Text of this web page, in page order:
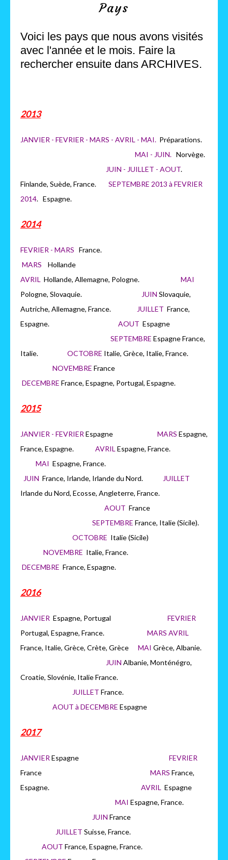
Pays
Voici les pays que nous avons visités
avec l'année et le mois. Faire la
rechercher ensuite dans ARCHIVES.
2013
JANVIER - FEVRIER - MARS - AVRIL - MAI. Préparations.
MAI - JUIN. Norvège.
JUIN - JUILLET - AOUT.
Finlande, Suède, France. SEPTEMBRE 2013 à FEVRIER
2014. Espagne.
2014
FEVRIER - MARS France.
MARS Hollande
AVRIL Hollande, Allemagne, Pologne. MAI
Pologne, Slovaquie.
JUIN Slovaquie,
Autriche, Allemagne, France.
JUILLET France,
Espagne. AOUT Espagne
SEPTEMBRE Espagne France,
Italie. OCTOBRE Italie, Grèce, Italie, France.
NOVEMBRE France
DECEMBRE France, Espagne, Portugal, Espagne.
2015
JANVIER - FEVRIER Espagne MARS Espagne,
France, Espagne. AVRIL Espagne, France.
MAI Espagne, France.
JUIN France, Irlande, Irlande du Nord.
JUILLET
Irlande du Nord, Ecosse, Angleterre, France.
AOUT France
SEPTEMBRE France, Italie (Sicile).
OCTOBRE Italie (Sicile)
NOVEMBRE Italie, France.
DECEMBRE France, Espagne.
2016
JANVIER Espagne, Portugal FEVRIER
Portugal, Espagne, France. MARS AVRIL
France, Italie, Grèce, Crète, Grèce MAI Grèce, Albanie.
JUIN Albanie, Monténégro,
Croatie, Slovénie, Italie France.
JUILLET France.
AOUT à DECEMBRE Espagne
2017
JANVIER Espagne FEVRIER
France MARS France,
Espagne. AVRIL Espagne
MAI Espagne, France.
JUIN France
JUILLET Suisse, France.
AOUT France, Espagne, France.